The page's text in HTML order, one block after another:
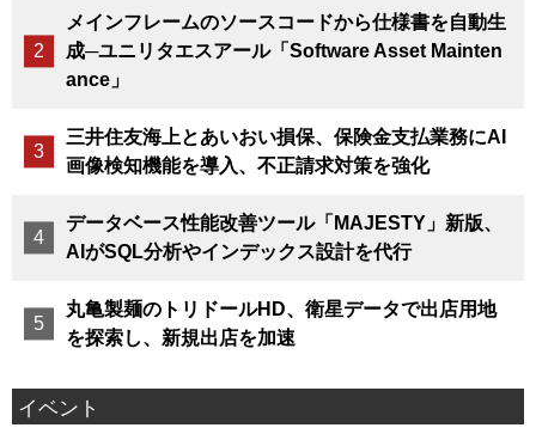
メインフレームのソースコードから仕様書を自動生
成─ユニリタエスアール「Software Asset Mainten
ance」
三井住友海上とあいおい損保、保険金支払業務にAI
画像検知機能を導入、不正請求対策を強化
データベース性能改善ツール「MAJESTY」新版、
AIがSQL分析やインデックス設計を代行
丸亀製麺のトリドールHD、衛星データで出店用地
を探索し、新規出店を加速
イベント